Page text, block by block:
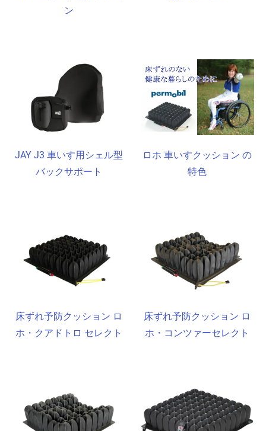
ン
JAY J3 車いす用シェル型
バックサポート
ロホ 車いすクッション の
特色
床ずれ予防クッション ロ
ホ・クアドトロ セレクト
床ずれ予防クッション ロ
ホ・コンツァーセレクト